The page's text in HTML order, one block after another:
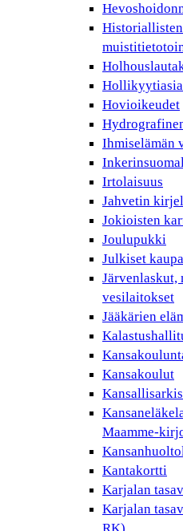
Hovioikeudet
Ihmiselämän
Irtolaisuus
Jahvetin
Jokioisten
Joulupukki
Julkiset
Järvenlaskut,
vesilaitokset
Jääkärien
Kansakoulut
Maamme-
Kantakortti
Karjalan
Karjalan